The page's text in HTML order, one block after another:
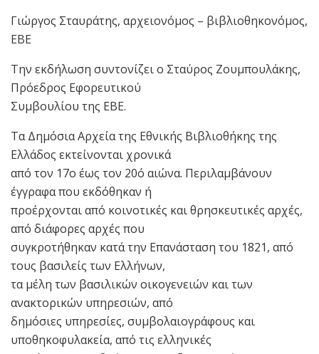
Γιώργος Σταυράτης, αρχειονόμος – βιβλιοθηκονόμος,
ΕΒΕ
Την εκδήλωση συντονίζει ο Σταύρος Ζουμπουλάκης,
Πρόεδρος Εφορευτικού
Συμβουλίου της ΕΒΕ.
Τα Δημόσια Αρχεία της Εθνικής Βιβλιοθήκης της
Ελλάδος εκτείνονται χρονικά
από τον 17ο έως τον 20ό αιώνα. Περιλαμβάνουν
έγγραφα που εκδόθηκαν ή
προέρχονται από κοινοτικές και θρησκευτικές αρχές,
από διάφορες αρχές που
συγκροτήθηκαν κατά την Επανάσταση του 1821, από
τους βασιλείς των Ελλήνων,
τα μέλη των βασιλικών οικογενειών και των
ανακτορικών υπηρεσιών, από
δημόσιες υπηρεσίες, συμβολαιογράφους και
υποθηκοφυλακεία, από τις ελληνικές